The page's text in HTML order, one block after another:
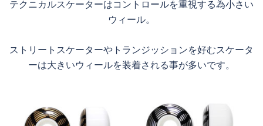
テクニカルスケーターはコントロールを重視する為小さい
ウィール。
ストリートスケーターやトランジッションを好むスケータ
ーは大きいウィールを装着される事が多いです。